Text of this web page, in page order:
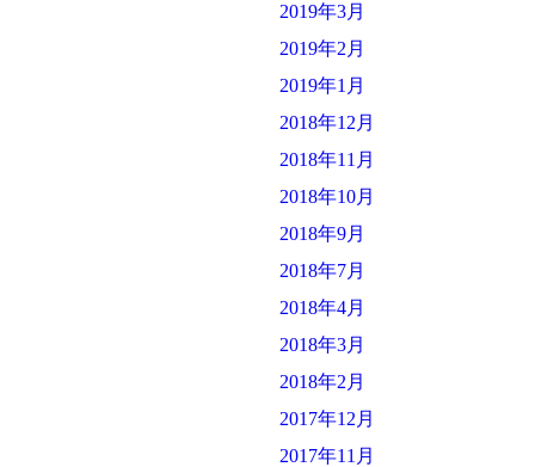
2019年3月
2019年2月
2019年1月
2018年12月
2018年11月
2018年10月
2018年9月
2018年7月
2018年4月
2018年3月
2018年2月
2017年12月
2017年11月